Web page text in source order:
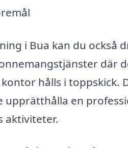
i Bua kan du också
där
hålls i toppskick.
en
aktiviteter.